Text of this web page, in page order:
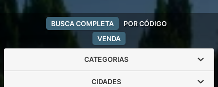
VENDA
BUSCA COMPLETA POR CÓDIGO
CATEGORIAS
CIDADES